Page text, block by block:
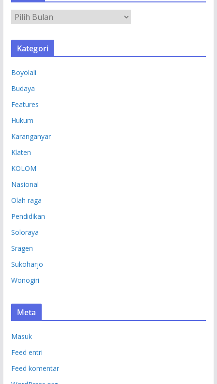
S
Kategori
Boyolali
Budaya
Features
Hukum
Karanganyar
Klaten
KOLOM
Nasional
Olah raga
Pendidikan
Soloraya
Sragen
Sukoharjo
Wonogiri
Meta
Masuk
Feed entri
Feed komentar